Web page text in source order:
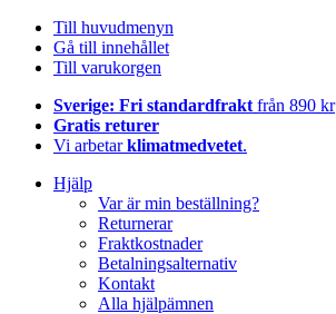
Till huvudmenyn
Gå till innehållet
Till varukorgen
Sverige: Fri standardfrakt från 890 kr
Gratis returer
Vi arbetarklimatmedvetet.
Hjälp
Var är min beställning?
Returnerar
Fraktkostnader
Betalningsalternativ
Kontakt
Alla hjälpämnen